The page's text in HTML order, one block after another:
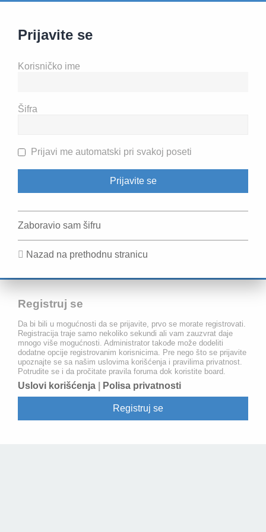
Prijavite se
Korisničko ime
Šifra
Prijavi me automatski pri svakoj poseti
Zaboravio sam šifru
Nazad na prethodnu stranicu
Registruj se
Da bi bili u mogućnosti da se prijavite, prvo se morate registrovati.
Registracija traje samo nekoliko sekundi ali vam zauzvrat daje
mnogo više mogućnosti. Administrator takođe može dodeliti
dodatne opcije registrovanim korisnicima. Pre nego što se prijavite
upoznajte se sa našim uslovima korišćenja i pravilima privatnost.
Potrudite se i da pročitate pravila foruma dok koristite board.
Uslovi korišćenja Polisa privatnosti
Registruj se